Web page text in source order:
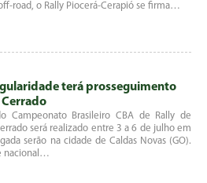
road, o Rally Piocerá-Cerapió se firma…
terá prosseguimento
Campeonato Brasileiro CBA de Rally de
será realizado entre 3 a 6 de julho em
serão na cidade de Caldas Novas (GO).
nacional…